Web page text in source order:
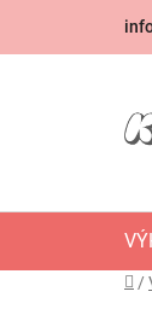
/